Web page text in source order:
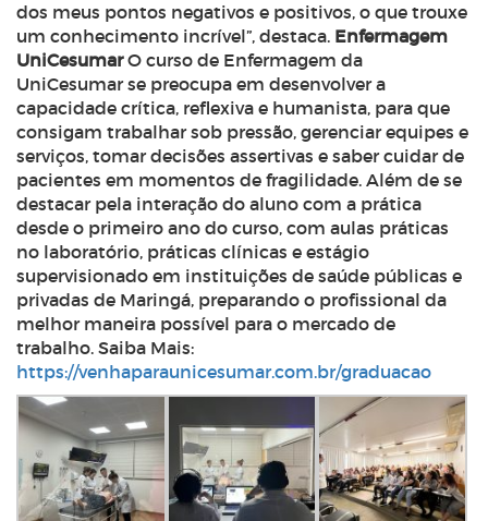
dos meus pontos negativos e positivos, o que trouxe
um conhecimento incrível”, destaca. Enfermagem
UniCesumar O curso de Enfermagem da
UniCesumar se preocupa em desenvolver a
capacidade crítica, reflexiva e humanista, para que
consigam trabalhar sob pressão, gerenciar equipes e
serviços, tomar decisões assertivas e saber cuidar de
pacientes em momentos de fragilidade. Além de se
destacar pela interação do aluno com a prática
desde o primeiro ano do curso, com aulas práticas
no laboratório, práticas clínicas e estágio
supervisionado em instituições de saúde públicas e
privadas de Maringá, preparando o profissional da
melhor maneira possível para o mercado de
trabalho. Saiba Mais:
https://venhaparaunicesumar.com.br/graduacao